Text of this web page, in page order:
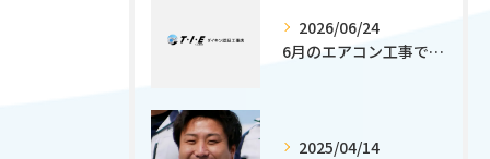
2026/06/24
6月のエアコン工事で電気代削減術
2025/04/14